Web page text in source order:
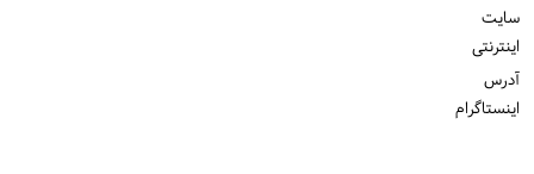
سایت
اینترنتی
آدرس
اینستاگرام